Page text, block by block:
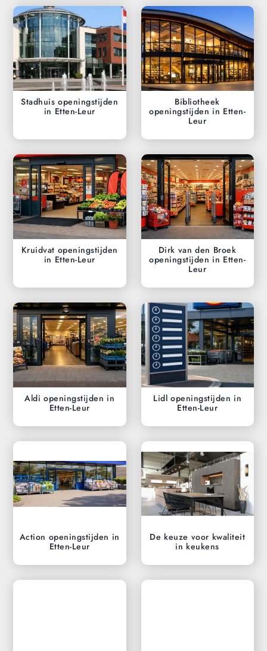
Stadhuis openingstijden
in Etten-Leur
Bibliotheek
openingstijden in Etten-
Leur
Kruidvat openingstijden
in Etten-Leur
Dirk van den Broek
openingstijden in Etten-
Leur
Aldi openingstijden in
Etten-Leur
Lidl openingstijden in
Etten-Leur
Action openingstijden in
Etten-Leur
De keuze voor kwaliteit
in keukens